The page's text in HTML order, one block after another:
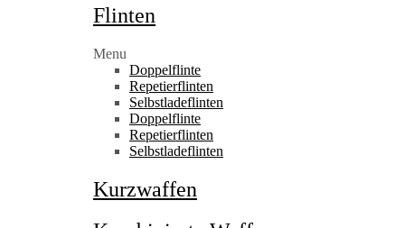
Flinten
Menu
Doppelflinte
Repetierflinten
Selbstladeflinten
Doppelflinte
Repetierflinten
Selbstladeflinten
Kurzwaffen